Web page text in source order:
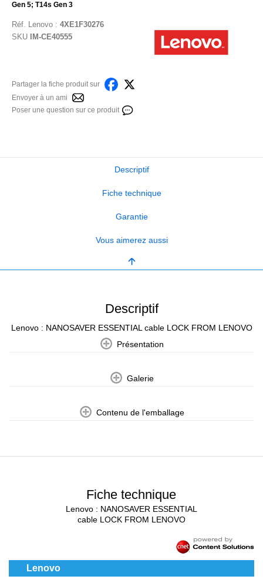
Gen 5; T14s Gen 3
Réf. Lenovo: 4XE1F30276
SKU
IM-CE40555
Partager la fiche produit sur
Envoyer à un ami
Poser une question sur ce produit
Descriptif
Fiche technique
Garantie
Vous aimerez aussi
Descriptif
Lenovo : NANOSAVER ESSENTIAL cable LOCK FROM LENOVO
Présentation
Galerie
Contenu de l'emballage
Fiche technique
Lenovo : NANOSAVER ESSENTIAL
cable LOCK FROM LENOVO
Lenovo